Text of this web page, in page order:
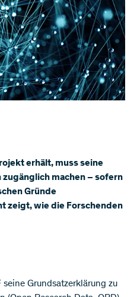
erhält, muss seine
machen – sofern
Gründe
zeigt, wie die Forschenden
Grundsatzerklärung zu